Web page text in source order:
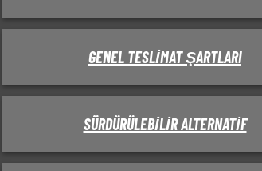
GENEL TESLIMAT ŞARTLARI
SÜRDÜRÜLEBILIR ALTERNATIF